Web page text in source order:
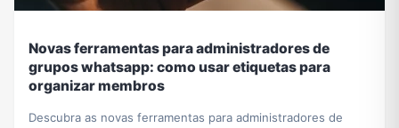
Novas ferramentas para administradores de
grupos whatsapp: como usar etiquetas para
organizar membros
Descubra as novas ferramentas para administradores de